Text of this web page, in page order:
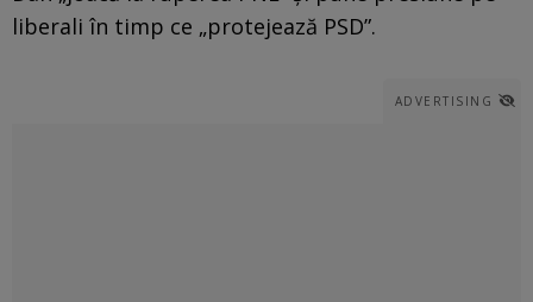
liberali în timp ce „protejează PSD”.
ADVERTISING